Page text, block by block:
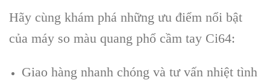
Hãy cùng khám phá những ưu điểm nổi bật
của máy so màu quang phổ cầm tay Ci64:
Giao hàng nhanh chóng và tư vấn nhiệt tình